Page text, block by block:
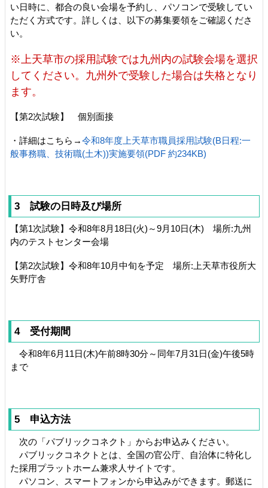
い日時に、都合の良い会場を予約し、パソコンで受験してい
ただく方式です。詳しくは、以下の募集要領をご確認くださ
い。
※上天草市の採用試験では九州内の試験会場を選択
してください。九州外で受験した場合は失格となり
ます。
【第2次試験】 個別面接
・詳細はこちら→令和8年度上天草市職員採用試験(B日程:一
般事務職、技術職(土木))実施要領(PDF 約234KB)
3 試験の日時及び場所
【第1次試験】令和8年8月18日(火)～9月10日(木) 場所:九州
内のテストセンター会場
【第2次試験】令和8年10月中旬を予定 場所:上天草市役所大
矢野庁舎
4 受付期間
令和8年6月11日(木)午前8時30分～同年7月31日(金)午後5時
まで
5 申込方法
次の「パブリックコネクト」からお申込みください。
パブリックコネクトとは、全国の官公庁、自治体に特化し
た採用プラットホーム兼求人サイトです。
パソコン、スマートフォンから申込みができます。郵送に